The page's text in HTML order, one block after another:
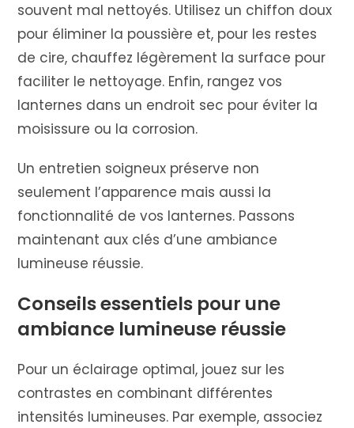
souvent mal nettoyés. Utilisez un chiffon doux
pour éliminer la poussière et, pour les restes
de cire, chauffez légèrement la surface pour
faciliter le nettoyage. Enfin, rangez vos
lanternes dans un endroit sec pour éviter la
moisissure ou la corrosion.
Un entretien soigneux préserve non
seulement l’apparence mais aussi la
fonctionnalité de vos lanternes. Passons
maintenant aux clés d’une ambiance
lumineuse réussie.
Conseils essentiels pour une
ambiance lumineuse réussie
Pour un éclairage optimal, jouez sur les
contrastes en combinant différentes
intensités lumineuses. Par exemple, associez